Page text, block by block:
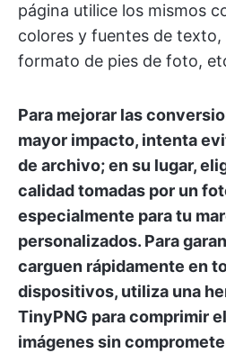
página utilice los mismos
colores y fuentes de texto,
formato de pies de foto,
Para mejorar las
mayor impacto, intenta
de archivo; en su lugar,
calidad tomadas por un
especialmente para tu
personalizados. Para
carguen rápidamente en
dispositivos, utiliza una
TinyPNG para comprimir
imágenes sin